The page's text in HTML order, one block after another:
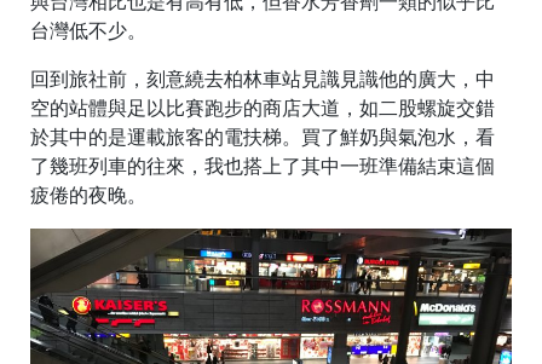
台灣低不少。
回到旅社前，刻意繞去柏林車站見識見識他的廣大，中
空的站體與足以比賽跑步的商店大道，如二股螺旋交錯
於其中的是運載旅客的電扶梯。買了鮮奶與氣泡水，看
了幾班列車的往來，我也搭上了其中一班準備結束這個
疲倦的夜晚。